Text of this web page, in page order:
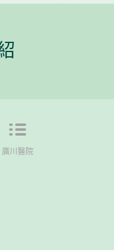
廣川醫院